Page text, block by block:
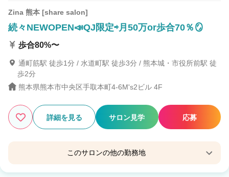
Zina 熊本 [share salon]
続々NEWOPEN📣QJ限定⇨月50万or歩合70％🪞
歩合80%〜
通町筋駅 徒歩1分 / 水道町駅 徒歩3分 / 熊本城・市役所前駅 徒
歩2分
熊本県熊本市中央区手取本町4-6M's2ビル 4F
詳細を見る サロン見学 応募
このサロンの他の勤務地
全席個室美容室 Zina 熊本 髪質改善＆トリートメ